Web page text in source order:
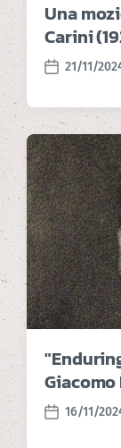
Una
Carini
P
t
d
a
t
e
21/11/
P
16/11/